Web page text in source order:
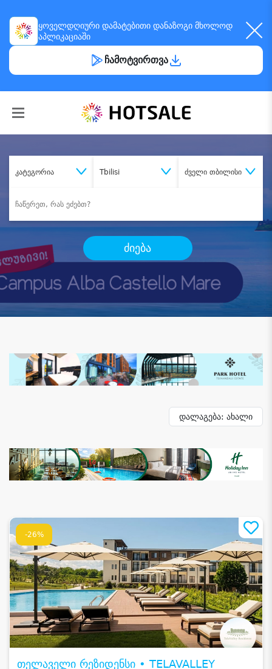
ყოველდღიური დამატებითი დანაზოგი მხოლოდ
აპლიკაციაში
ჩამოტვირთვა
კატეგორია Tbilisi ძველი თბილისი
ძიება
დალაგება: ახალი
-26%
თელაველი რეზიდენსი • TELAVALLEY